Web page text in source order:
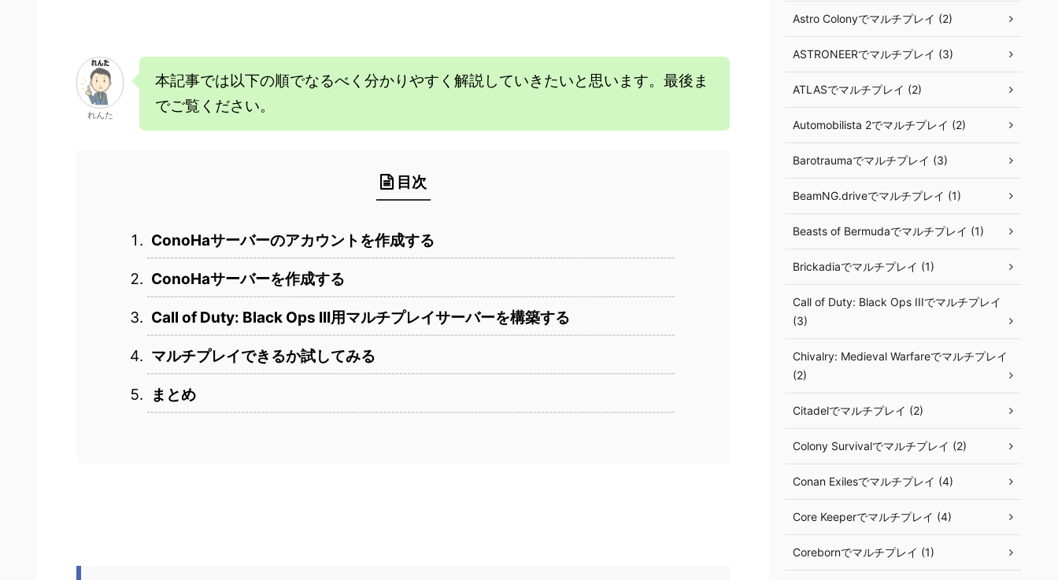
れんた
本記事では以下の順でなるべく分かりやすく解説していきたいと思います。最後ま
でご覧ください。
目次
ConoHaサーバーのアカウントを作成する
ConoHaサーバーを作成する
Call of Duty: Black Ops III用マルチプレイサーバーを構築する
マルチプレイできるか試してみる
まとめ
Astro Colonyでマルチプレイ (2)
ASTRONEERでマルチプレイ (3)
ATLASでマルチプレイ (2)
Automobilista 2でマルチプレイ (2)
Barotraumaでマルチプレイ (3)
BeamNG.driveでマルチプレイ (1)
Beasts of Bermudaでマルチプレイ (1)
Brickadiaでマルチプレイ (1)
Call of Duty: Black Ops IIIでマルチプレイ
(3)
Chivalry: Medieval Warfareでマルチプレイ
(2)
Citadelでマルチプレイ (2)
Colony Survivalでマルチプレイ (2)
Conan Exilesでマルチプレイ (4)
Core Keeperでマルチプレイ (4)
Corebornでマルチプレイ (1)